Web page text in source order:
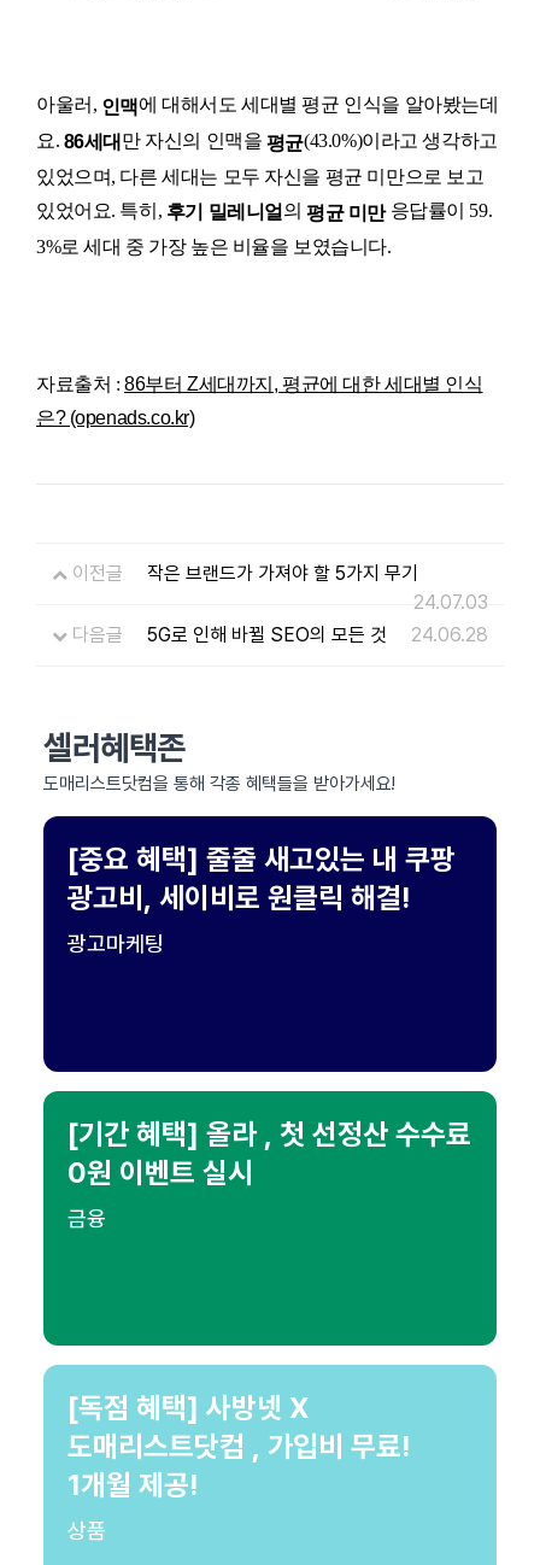
아울러, 인맥에 대해서도 세대별 평균 인식을 알아봤는데
요. 86세대 만 자신의 인맥을 평균(43.0%)이라고 생각하고
있었으며, 다른 세대는 모두 자신을 평균 미만으로 보고
있었어요. 특히, 후기 밀레니얼의 평균 미만 응답률이 59.
3%로세대 중 가장 높은 비율을 보였습니다.
자료출처 :86부터 Z세대까지, 평균에 대한 세대별 인식
은? (openads.co.kr)
이전글
작은 브랜드가 가져야 할 5가지 무기
24.07.03
다음글
5G로 인해 바뀔 SEO의 모든 것 24.06.28
셀러혜택존
도매리스트닷컴을 통해 각종 혜택들을 받아가세요!
[중요 혜택] 줄줄 새고있는 내 쿠팡
광고비, 세이비로 원클릭 해결!
광고마케팅
[기간 혜택] 올라 , 첫 선정산 수수료
0원 이벤트 실시
금융
[독점 혜택] 사방넷 X
도매리스트닷컴 , 가입비 무료!
1개월 제공!
상품